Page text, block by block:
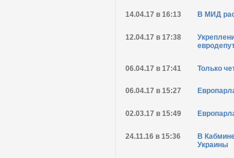
14.04.17 в 16:13 В МИД
12.04.17 в 17:38
06.04.17 в 17:41 Только
06.04.17 в 15:27
02.03.17 в 15:49
24.11.16 в 15:36
В
Украины